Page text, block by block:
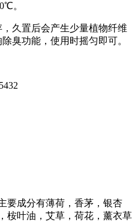
。
久置后会产生少量植物纤维
臭功能，使用时摇匀即可。
要成分有薄荷，香茅，银杏
桉叶油，艾草，荷花，​薰衣草